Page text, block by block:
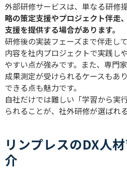
外部研修サービスは、単なる研修
略の策定支援やプロジェクト伴走
支援を提供する場合があります。
研修後の実装フェーズまで伴走し
内容を社内プロジェクトで実践し
やすい点が強みです。また、専門
成果測定が受けられるケースもあ
できる点も魅力です。
自社だけでは難しい「学習から実
られることが、社外研修が選ばれ
リンプレスのDX人
介